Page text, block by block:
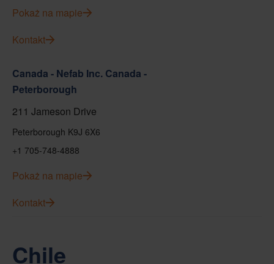
Pokaż na mapie
Kontakt
Canada - Nefab Inc. Canada -
Peterborough
211 Jameson Drive
Peterborough K9J 6X6
+1 705-748-4888
Pokaż na mapie
Kontakt
Chile